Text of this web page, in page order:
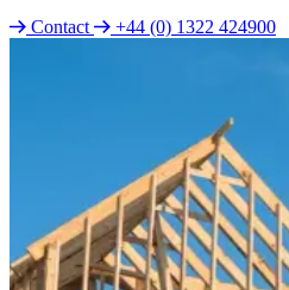
Contact
+44 (0) 1322 424900